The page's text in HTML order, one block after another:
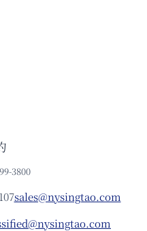
3800
sales@nysingtao.com